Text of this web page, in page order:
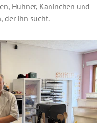
Hühner, Kaninchen und
der ihn sucht.